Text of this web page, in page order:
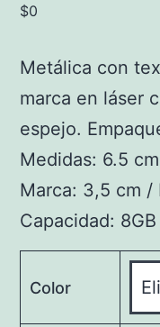
$0
Metálica con
marca en láser
espejo.
Medidas: 6.5
Marca: 3,5 cm /
Capacidad: 8GB
Color